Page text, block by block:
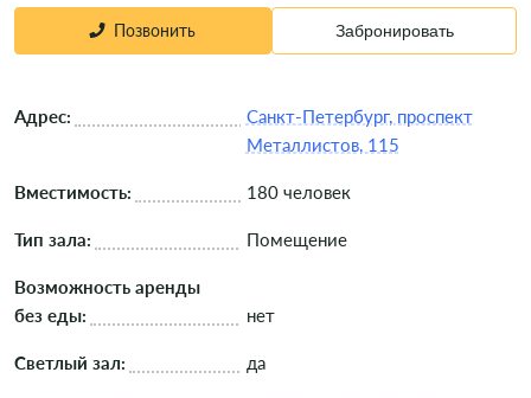
Позвонить Забронировать
Адрес:
Санкт-Петербург, проспект
Металлистов, 115
Вместимость: 180 человек
Тип зала: Помещение
Возможность аренды
без еды:
нет
Светлый зал: да